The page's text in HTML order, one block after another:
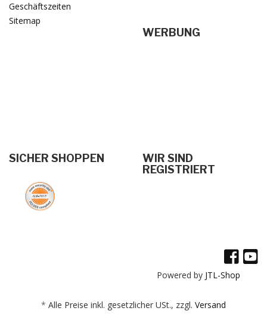
Geschäftszeiten
Sitemap
WERBUNG
SICHER SHOPPEN
WIR SIND
REGISTRIERT
Powered by JTL-Shop
* Alle Preise inkl. gesetzlicher USt., zzgl. Versand